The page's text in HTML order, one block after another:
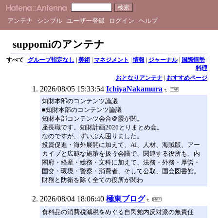
アンテナ シンプル ユーザー登録 ログイン ヘルプ
suppomiのアンテナ
すべて | グループ指定なし | 美術| マネジメント |情報 | ジャーナル| 国際情勢|
料理
おとなりアンテナ| おすすめページ
2026/08/05 15:33:54 IchiyaNakamura
知財本部のコンテンツ論議
■知財本部のコンテンツ論議
知財本部コンテンツ会合＠霞が関。
座長職です。知財計画2026とりまとめ会。
なのですが、ずいぶん困りました。
投資促進・海外展開に加えて、AI、人材、海賊版、アー
カイブと広範な施策を扱う会議で、関連する役所も、内
閣府・経産・総務・文科に加えて、法務・外務・厚労・
国交・環境・警察・消費者、そして公取、国会図書館。
財務と防衛を除く全ての役所が関わ
2026/08/04 18:06:40 極東ブログ
食料品の消費税減税をめぐる自民党内反対派の無責任